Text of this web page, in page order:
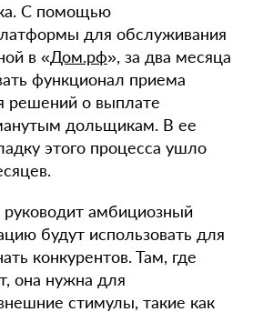
С помощью
для обслуживания
в «Дом.рф», за два месяца
функционал приема
решений о выплате
дольщикам. В ее
этого процесса ушло
амбициозный
будут использовать для
конкурентов.Там, где
она нужна для
стимулы, такие как